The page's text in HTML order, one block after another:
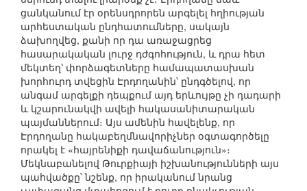
ցանկանում էր օրենսդրորեն արգելել հղիության
արհեստական ընդհատումները, սակայն
ձախողվեց, քանի որ դա առաջացրեց
հասարակական լուրջ դժգոհություն, և դրա հետ
մեկտեղ՝ փորձագետները համապատասխան
խորհուրդ տվեցին Էրդողանին՝ ընդգծելով, որ
անգամ արգելքի դեպքում այդ երևույթը չի դադարի
և կշարունակվի ավելի հակասանիտարական
պայմաններում։ Այս ամենին հավելենք, որ
Էրդողանը հակաբեղմնավորիչներ օգտագործելը
որակել է «հայրենիքի դավաճանություն»։
Մեկնաբանելով Թուրքիայի իշխանությունների այս
պահվածքը՝ նշենք, որ իրականում նրանց